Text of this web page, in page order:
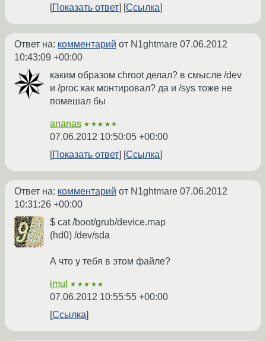
Показать ответ Ссылка
Ответ на: комментарий от N1ghtmare 07.06.2012
10:43:09 +00:00
каким образом chroot делал? в смысле /dev
и /proc как монтировал? да и /sys тоже не
помешал бы
ananas ★★★★★
07.06.2012 10:50:05 +00:00
Показать ответ
Ссылка
Ответ на: комментарий от N1ghtmare 07.06.2012
10:31:26 +00:00
$ cat /boot/grub/device.map
(hd0) /dev/sda
А что у тебя в этом файле?
imul ★★★★★
07.06.2012 10:55:55 +00:00
Ссылка